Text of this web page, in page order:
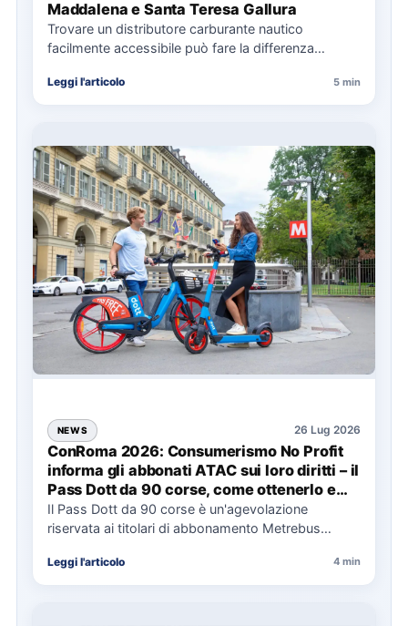
Maddalena e Santa Teresa Gallura
Trovare un distributore carburante nautico
facilmente accessibile può fare la differenza
soprattutto…
Leggi l'articolo 5 min
NEWS 26 Lug 2026
ConRoma 2026: Consumerismo No Profit
informa gli abbonati ATAC sui loro diritti – il
Pass Dott da 90 corse, come ottenerlo e
cosa spetta in caso di disservizi
Il Pass Dott da 90 corse è un'agevolazione
riservata ai titolari di abbonamento Metrebus
Leggi l'articolo 4 min